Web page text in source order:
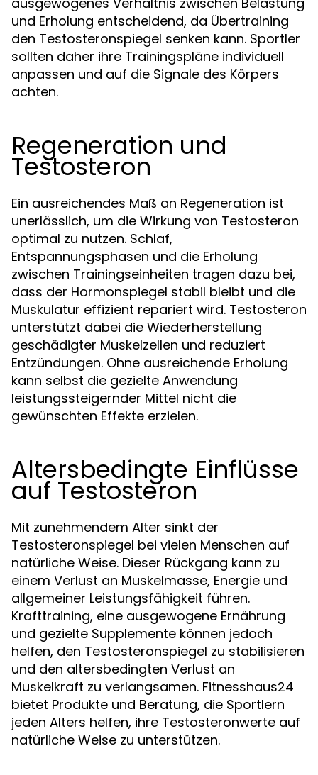
und Erholung entscheidend, da Übertraining
den Testosteronspiegel senken kann. Sportler
sollten daher ihre Trainingspläne individuell
anpassen und auf die Signale des Körpers
achten.
Regeneration und
Testosteron
Ein ausreichendes Maß an Regeneration ist
unerlässlich, um die Wirkung von Testosteron
optimal zu nutzen. Schlaf,
Entspannungsphasen und die Erholung
zwischen Trainingseinheiten tragen dazu bei,
dass der Hormonspiegel stabil bleibt und die
Muskulatur effizient repariert wird. Testosteron
unterstützt dabei die Wiederherstellung
geschädigter Muskelzellen und reduziert
Entzündungen. Ohne ausreichende Erholung
kann selbst die gezielte Anwendung
leistungssteigernder Mittel nicht die
gewünschten Effekte erzielen.
Altersbedingte Einflüsse
auf Testosteron
Mit zunehmendem Alter sinkt der
Testosteronspiegel bei vielen Menschen auf
natürliche Weise. Dieser Rückgang kann zu
einem Verlust an Muskelmasse, Energie und
allgemeiner Leistungsfähigkeit führen.
Krafttraining, eine ausgewogene Ernährung
und gezielte Supplemente können jedoch
helfen, den Testosteronspiegel zu stabilisieren
und den altersbedingten Verlust an
Muskelkraft zu verlangsamen. Fitnesshaus24
bietet Produkte und Beratung, die Sportlern
jeden Alters helfen, ihre Testosteronwerte auf
natürliche Weise zu unterstützen.